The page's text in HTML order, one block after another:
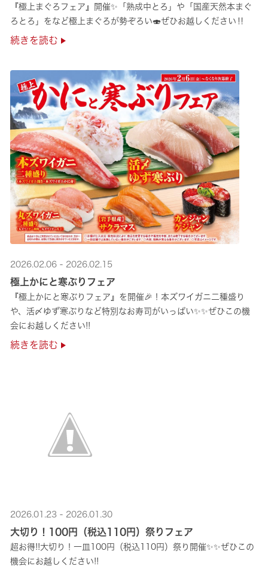
『極上まぐろフェア』開催✨「熟成中とろ」や「国産天然本まぐ
ろとろ」をなど極上まぐろが勢ぞろい🍣ぜひお越しください‼
続きを読む
2026.02.06 - 2026.02.15
極上かにと寒ぶりフェア
『極上かにと寒ぶりフェア』を開催🎉！本ズワイガニ二種盛り
や、活〆ゆず寒ぶりなど特別なお寿司がいっぱい✨✨ぜひこの機
会にお越しください!!
続きを読む
2026.01.23 - 2026.01.30
大切り！100円（税込110円）祭りフェア
超お得!!大切り！一皿100円（税込110円）祭り開催✨✨ぜひこの
機会にお越しください!!